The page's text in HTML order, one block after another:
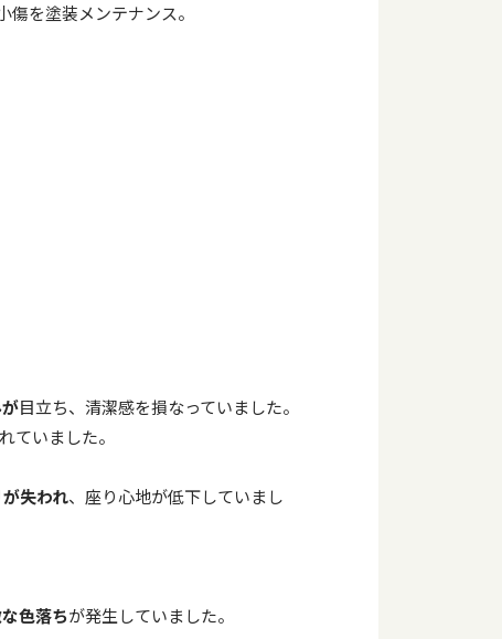
傷を塗装メンテナンス。
目立ち、清潔感を損なっていました。
ていました。
失われ、座り心地が低下していまし
色落ちが発生していました。